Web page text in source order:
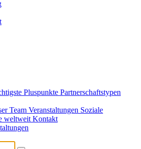
Pluspunkte Partnerschaftstypen
Team Veranstaltungen Soziale
weltweit Kontakt